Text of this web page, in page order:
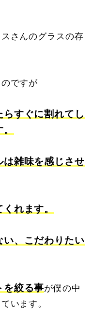
さんのグラスの存
ですが
すぐに割れてし
は雑味を感じさせ
れます。
い、こだわりたい
を絞る事が僕の中
います。